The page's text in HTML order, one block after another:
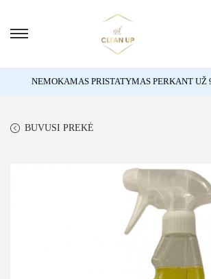
NEMOKAMAS PRISTATYMAS PERKANT UŽ
BUVUSI PREKĖ